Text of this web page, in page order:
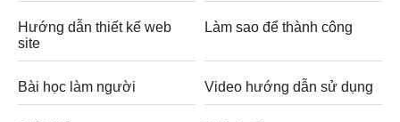
Hướng dẫn thiết kế web
site
Làm sao để thành công
Bài học làm người Video hướng dẫn sử dụng